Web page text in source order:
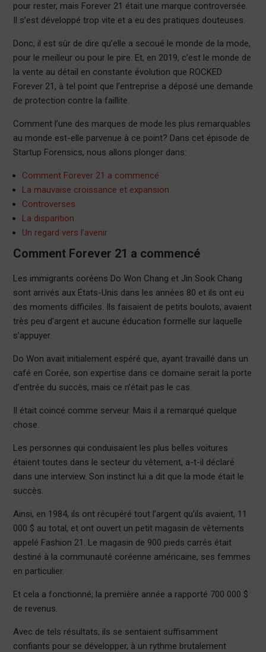
pour rester, mais Forever 21 était une marque controversée.
Il s’est développé trop vite et a eu des pratiques douteuses.
Donc, il est sûr de dire qu’elle a secoué le monde de la mode,
pour le meilleur ou pour le pire. Et, en 2019, c’est le monde de
la vente au détail en constante évolution que ROCKED
Forever 21, à tel point que l’entreprise a déposé une demande
de protection contre la faillite.
Comment l’une des marques de mode les plus remarquables
au monde est-elle parvenue à ce point? Dans cet épisode de
Startup Forensics, nous allons plonger dans:
Comment Forever 21 a commencé
La mauvaise croissance et expansion
Controverses
La disparition
Un regard vers l’avenir
Comment Forever 21 a commencé
Les immigrants coréens Do Won Chang et Jin Sook Chang
sont arrivés aux États-Unis dans les années 80 et ils ont eu
des moments difficiles. Ils faisaient de petits boulots, avaient
très peu d’argent et aucune éducation formelle sur laquelle
s’appuyer.
Do Won avait initialement espéré que, ayant travaillé dans un
café en Corée, son expertise dans ce domaine serait la porte
d’entrée du succès, mais ce n’était pas le cas.
Il était coincé comme serveur. Mais il a remarqué quelque
chose.
Les personnes qui conduisaient les plus belles voitures
étaient toutes dans le secteur du vêtement, a-t-il déclaré
dans une interview. Son instinct lui a dit que la mode était le
succès.
Ainsi, en 1984, ils ont récupéré tout l’argent qu’ils avaient, 11
000 $ au total, et ont ouvert un petit magasin de vêtements
appelé Fashion 21. Le magasin de 900 pieds carrés était
destiné à la communauté coréenne américaine, ses femmes
en particulier.
Et cela a fonctionné; la première année a rapporté 700 000 $
de revenus.
Avec de tels résultats, ils se sentaient suffisamment
confiants pour se développer, à un rythme brutalement